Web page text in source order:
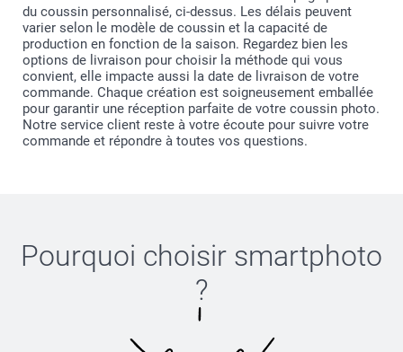
du coussin personnalisé, ci-dessus. Les délais peuvent
varier selon le modèle de coussin et la capacité de
production en fonction de la saison. Regardez bien les
options de livraison pour choisir la méthode qui vous
convient, elle impacte aussi la date de livraison de votre
commande. Chaque création est soigneusement emballée
pour garantir une réception parfaite de votre coussin photo.
Notre service client reste à votre écoute pour suivre votre
commande et répondre à toutes vos questions.
Pourquoi choisir smartphoto
?